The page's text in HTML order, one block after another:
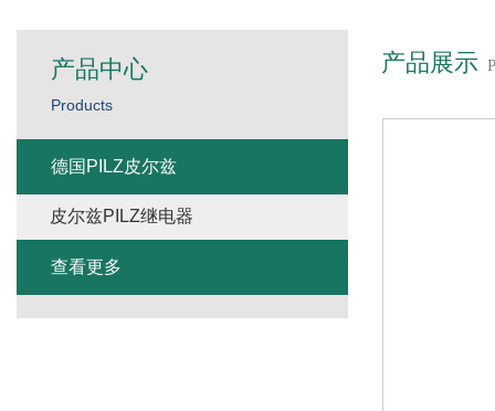
产品展示
产品中心
Products
德国PILZ皮尔兹
皮尔兹PILZ继电器
查看更多